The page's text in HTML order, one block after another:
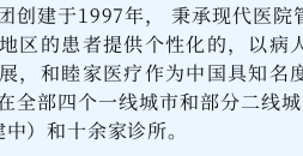
创建于1997年， 秉承现代医院
区的患者提供个性化的，以病
，和睦家医疗作为中国具知名
全部四个一线城市和部分二线
）和十余家诊所。